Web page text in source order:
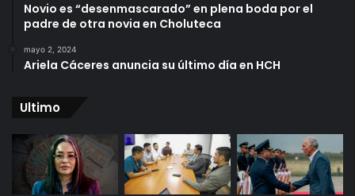
Novio es “desenmascarado” en plena boda por el
padre de otra novia en Choluteca
mayo 2, 2024
Ariela Cáceres anuncia su último día en HCH
Ultimo